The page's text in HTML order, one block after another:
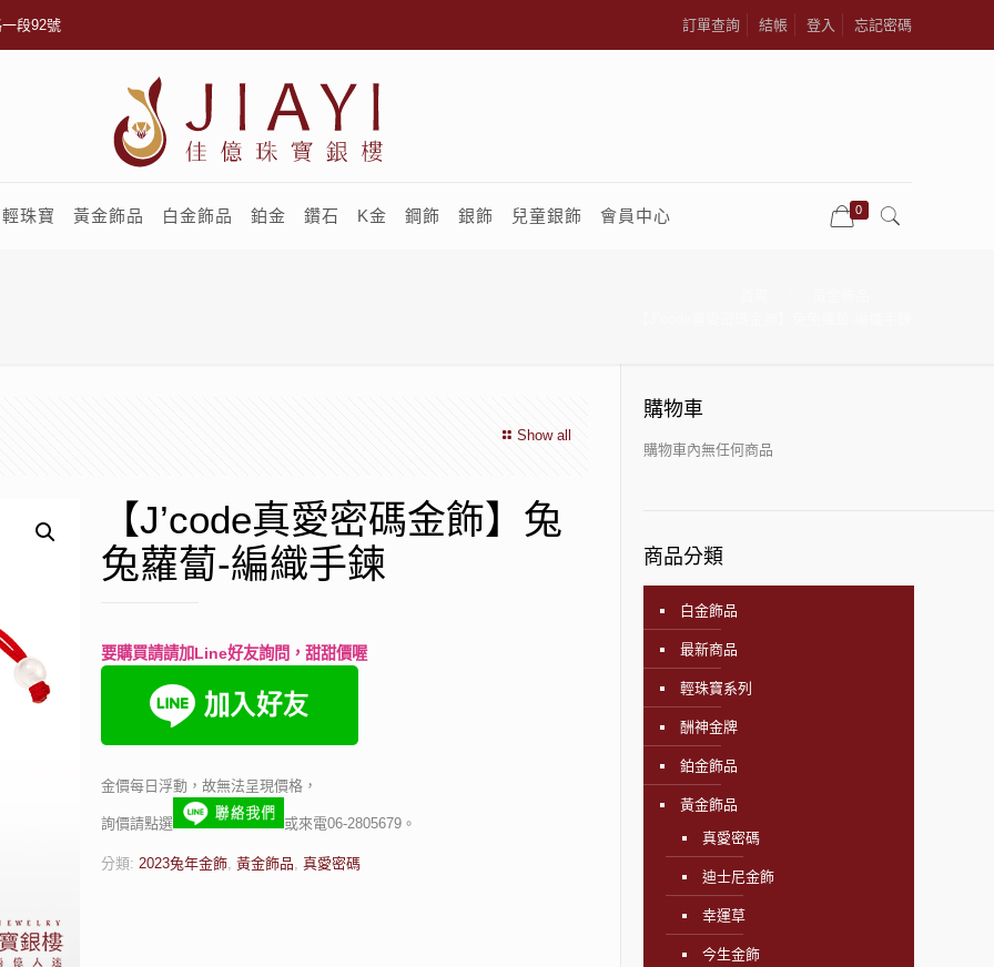
段92號 訂單查詢 結帳 登入 忘記密碼
輕珠寶 黃金飾品 白金飾品 鉑金 鑽石 K金 鋼飾 銀飾 兒童銀飾 會員中心 0
Show all
【J’code真愛密碼金飾】兔
兔蘿蔔-編織手鍊
要購買請請加Line好友詢問，甜甜價喔
金價每日浮動，故無法呈現價格，
詢價請點選 或來電06-2805679。
分類: 2023兔年金飾, 黃金飾品, 真愛密碼
購物車
購物車內無任何商品
商品分類
白金飾品
最新商品
輕珠寶系列
酬神金牌
鉑金飾品
黃金飾品
真愛密碼
迪士尼金飾
幸運草
今生金飾